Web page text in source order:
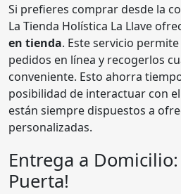
Si prefieres comprar desde la
La Tienda Holística La Llave
en tienda. Este servicio
pedidos en línea y recogerlos
conveniente. Esto ahorra
posibilidad de interactuar con
están siempre dispuestos a
personalizadas.
Entrega a Domicilio:
Puerta!